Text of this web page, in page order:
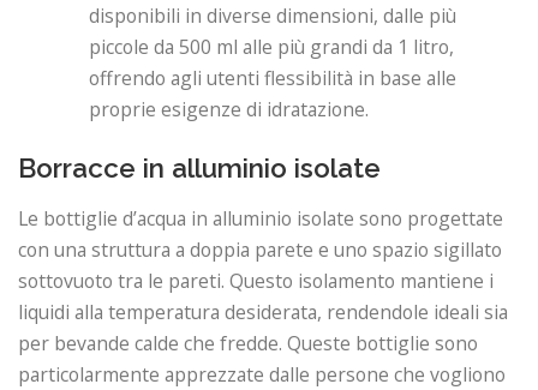
disponibili in diverse dimensioni, dalle più
piccole da 500 ml alle più grandi da 1 litro,
offrendo agli utenti flessibilità in base alle
proprie esigenze di idratazione.
Borracce in alluminio isolate
Le bottiglie d’acqua in alluminio isolate sono progettate
con una struttura a doppia parete e uno spazio sigillato
sottovuoto tra le pareti. Questo isolamento mantiene i
liquidi alla temperatura desiderata, rendendole ideali sia
per bevande calde che fredde. Queste bottiglie sono
particolarmente apprezzate dalle persone che vogliono